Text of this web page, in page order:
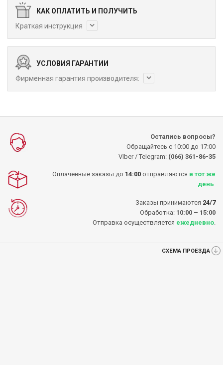
КАК ОПЛАТИТЬ И ПОЛУЧИТЬ
Краткая инструкция
УСЛОВИЯ ГАРАНТИИ
Фирменная гарантия производителя:
Остались вопросы?
Обращайтесь с 10:00 до 17:00
Viber / Telegram: (066) 361-86-35
Оплаченные заказы до 14:00 отправляются в тот же
день
Заказы принимаются 24/7
Обработка: 10:00 – 15:00
Отправка осуществляется ежедневно
СХЕМА ПРОЕЗДА